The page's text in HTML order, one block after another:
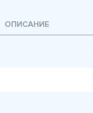
ОПИСАНИЕ